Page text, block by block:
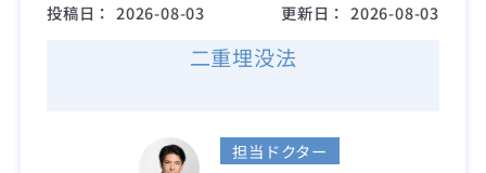
投稿日： 2026-08-03 更新日： 2026-08-03
二重埋没法
担当ドクター